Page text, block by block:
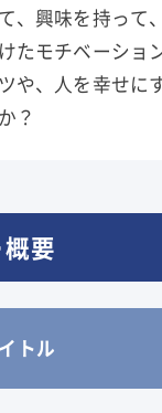
、興味を持って
たモチベーショ
や、人を幸せに
？
要
トル